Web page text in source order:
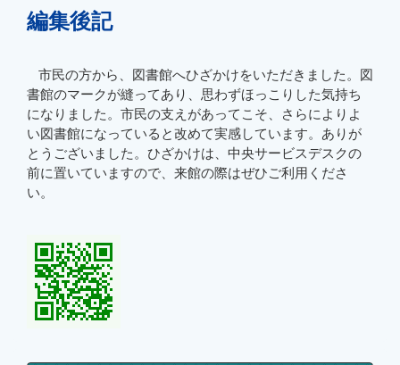
編集後記
市民の方から、図書館へひざかけをいただきました。図
書館のマークが縫ってあり、思わずほっこりした気持ち
になりました。市民の支えがあってこそ、さらによりよ
い図書館になっていると改めて実感しています。ありが
とうございました。ひざかけは、中央サービスデスクの
前に置いていますので、来館の際はぜひご利用くださ
い。